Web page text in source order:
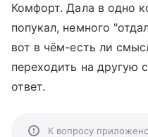
Комфорт. Дала в одно
попукал, немного
вот в чём-есть ли
переходить на другую
ответ.
К вопросу